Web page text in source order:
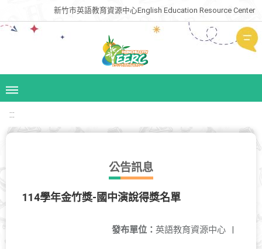
新竹市英語教育資源中心English Education Resource Center
:::
公告訊息
114學年金竹獎-國中演說得獎名單
發布單位： 英語教育資源中心 |